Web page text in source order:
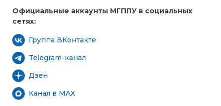
Официальные аккаунты МГППУ в социальных
сетях:
Группа ВКонтакте
Telegram-канал
Дзен
Канал в MAX